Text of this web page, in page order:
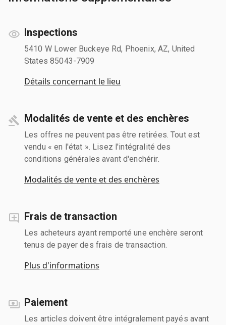
Inspections
5410 W Lower Buckeye Rd, Phoenix, AZ, United
States 85043-7909
Détails concernant le lieu
Modalités de vente et des enchères
Les offres ne peuvent pas être retirées. Tout est
vendu « en l'état ». Lisez l'intégralité des
conditions générales avant d'enchérir.
Modalités de vente et des enchères
Frais de transaction
Les acheteurs ayant remporté une enchère seront
tenus de payer des frais de transaction.
Plus d'informations
Paiement
Les articles doivent être intégralement payés avant